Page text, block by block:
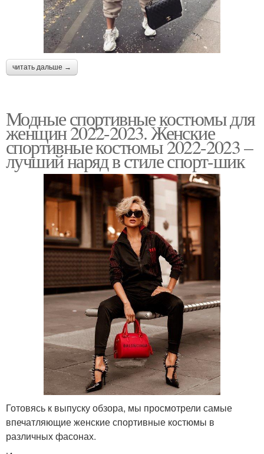
читать дальше →
Модные спортивные костюмы для
женщин 2022-2023. Женские
спортивные костюмы 2022-2023 –
лучший наряд в стиле спорт-шик
Готовясь к выпуску обзора, мы просмотрели самые
впечатляющие женские спортивные костюмы в
различных фасонах.